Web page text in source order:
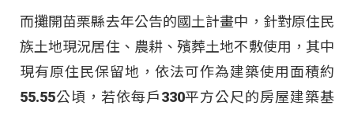
而攤開苗栗縣去年公告的國土計畫中，針對原住民
族土地現況居住、農耕、殯葬土地不敷使用，其中
現有原住民保留地，依法可作為建築使用面積約
55.55公頃，若依每戶330平方公尺的房屋建築基